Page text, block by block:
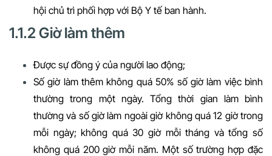
hội chủ trì phối hợp với Bộ Y tế ban hành.
1.1.2 Giờ làm thêm
Được sự đồng ý của người lao động;
Số giờ làm thêm không quá 50% số giờ làm việc bình
thường trong một ngày. Tổng thời gian làm bình
thường và số giờ làm ngoài giờ không quá 12 giờ trong
mỗi ngày; không quá 30 giờ mỗi tháng và tổng số
không quá 200 giờ mỗi năm. Một số trường hợp đặc